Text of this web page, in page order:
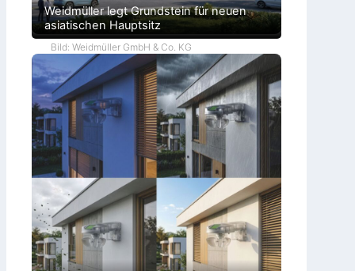
Weidmüller legt Grundstein für neuen
asiatischen Hauptsitz
Bild: Weidmüller GmbH & Co. KG